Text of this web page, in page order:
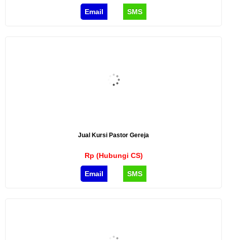
Email SMS
Jual Kursi Pastor Gereja
Rp (Hubungi CS)
Email SMS